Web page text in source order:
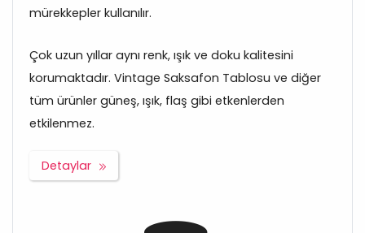
mürekkepler kullanılır.
Çok uzun yıllar aynı renk, ışık ve doku kalitesini
korumaktadır. Vintage Saksafon Tablosu ve diğer
tüm ürünler güneş, ışık, flaş gibi etkenlerden
etkilenmez.
Detaylar